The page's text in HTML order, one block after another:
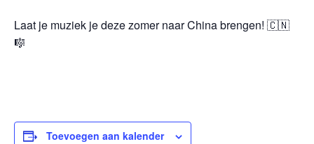
Laat je muziek je deze zomer naar China brengen! 🇨🇳
🎼
Toevoegen aan kalender